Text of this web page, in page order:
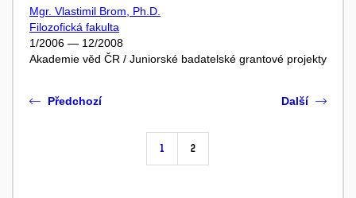
Mgr. Vlastimil Brom, Ph.D.
Filozofická fakulta
1/2006 — 12/2008
Akademie věd ČR / Juniorské badatelské grantové projekty
Předchozí
1 2
Další